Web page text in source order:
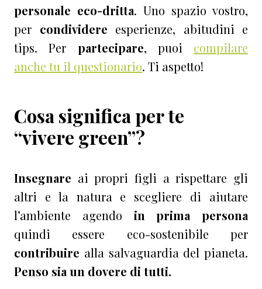
personale eco-dritta. Uno spazio vostro,
per condividere esperienze, abitudini e
tips. Per partecipare, puoi compilare
anche tu il questionario. Ti aspetto!
Cosa significa per te
“vivere green”?
Insegnare ai propri figli a rispettare gli
altri e la natura e scegliere di aiutare
l’ambiente agendo in prima persona
quindi essere eco-sostenibile per
contribuire alla salvaguardia del pianeta.
Penso sia un dovere di tutti.